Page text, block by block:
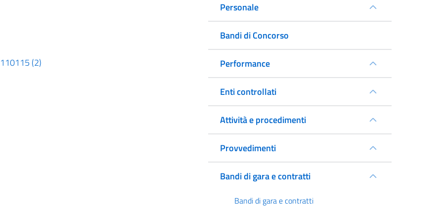
(2)
Personale
Bandi di Concorso
Performance
Enti controllati
Attività e procedimenti
Provvedimenti
Bandi di gara e contratti
Bandi di gara e contratti